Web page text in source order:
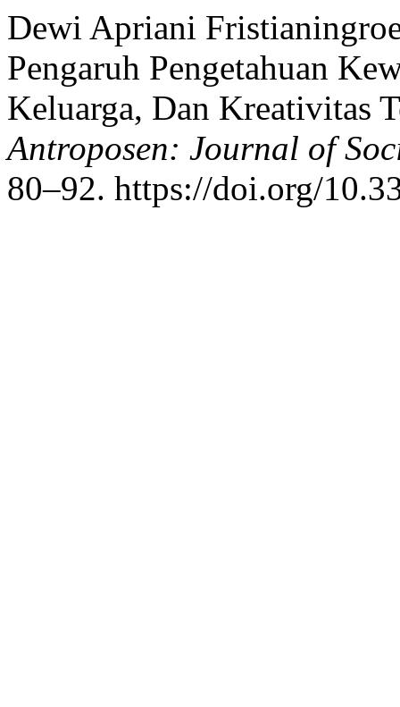
Dewi Apriani
Pengaruh Pengetahuan
Keluarga, Dan Kreativitas
Antroposen: Journal of
80–92. https://doi.org/